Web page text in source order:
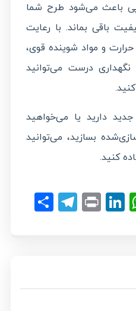
باعث می‌شود طرح شما
باقی بماند. با رعایت
و مواد شوینده قوی،
نگهداری درست می‌توانید
دارید یا می‌خواهید
بسازید، می‌توانید
کنید.
WhatsApp
LinkedIn
Print